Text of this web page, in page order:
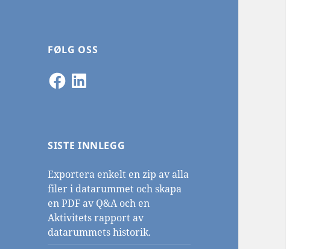
FØLG OSS
FacebookLinkedIn
SISTE INNLEGG
Exportera enkelt en zip av alla
filer i datarummet och skapa
en PDF av Q&A och en
Aktivitets rapport av
datarummets historik.